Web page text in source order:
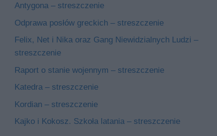
Antygona – streszczenie
Odprawa posłów greckich – streszczenie
Felix, Net i Nika oraz Gang Niewidzialnych Ludzi –
streszczenie
Raport o stanie wojennym – streszczenie
Katedra – streszczenie
Kordian – streszczenie
Kajko i Kokosz. Szkoła latania – streszczenie